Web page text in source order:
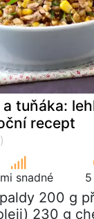
tuňáka:
recept
snadné
200 g
230 g